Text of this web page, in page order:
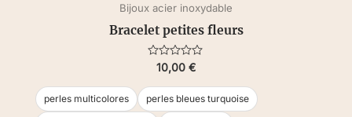
Bijoux acier inoxydable
Bracelet petites fleurs
Note
sur
5
10,00 €
perles multicolores perles bleues turquoise